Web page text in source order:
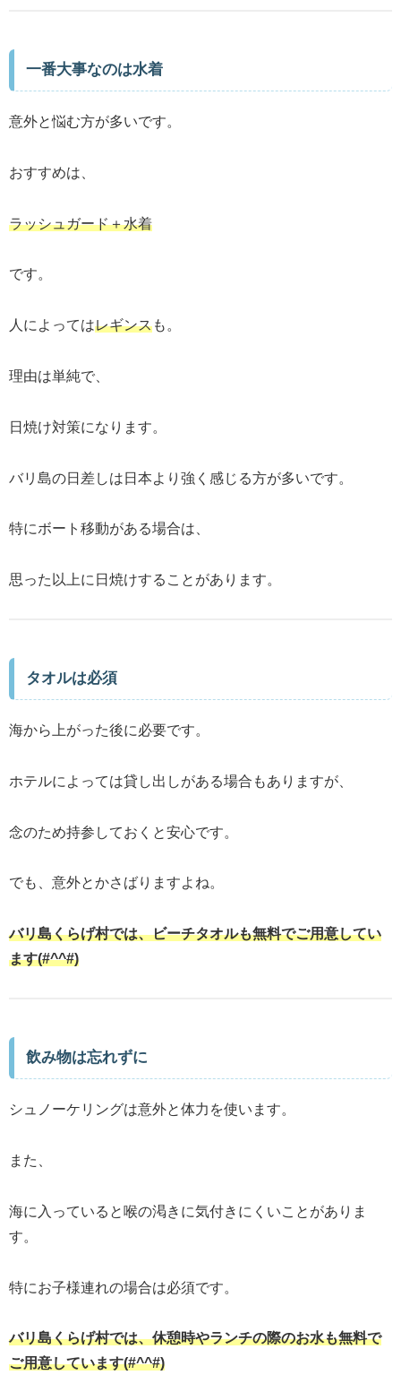
一番大事なのは水着
意外と悩む方が多いです。
おすすめは、
ラッシュガード＋水着
です。
人によってはレギンスも。
理由は単純で、
日焼け対策になります。
バリ島の日差しは日本より強く感じる方が多いです。
特にボート移動がある場合は、
思った以上に日焼けすることがあります。
タオルは必須
海から上がった後に必要です。
ホテルによっては貸し出しがある場合もありますが、
念のため持参しておくと安心です。
でも、意外とかさばりますよね。
バリ島くらげ村では、ビーチタオルも無料でご用意してい
ます(#^^#)
飲み物は忘れずに
シュノーケリングは意外と体力を使います。
また、
海に入っていると喉の渇きに気付きにくいことがありま
す。
特にお子様連れの場合は必須です。
バリ島くらげ村では、休憩時やランチの際のお水も無料で
ご用意しています(#^^#)